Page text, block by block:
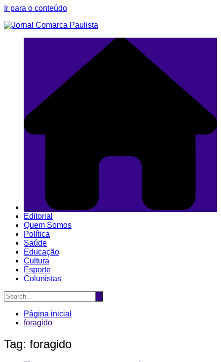
Ir para o conteúdo
Editorial
Quem Somos
Política
Saúde
Educação
Cultura
Esporte
Colunistas
Página inicial
foragido
Tag: foragido